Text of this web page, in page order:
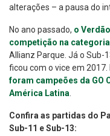
alterações – a pausa do
No ano passado, o
competição na categoria
Allianz Parque. Já o Sub-
ficou com o vice em
foram campeões da GO
América Latina
Confira as partidas do
Sub-11 e Sub-13: